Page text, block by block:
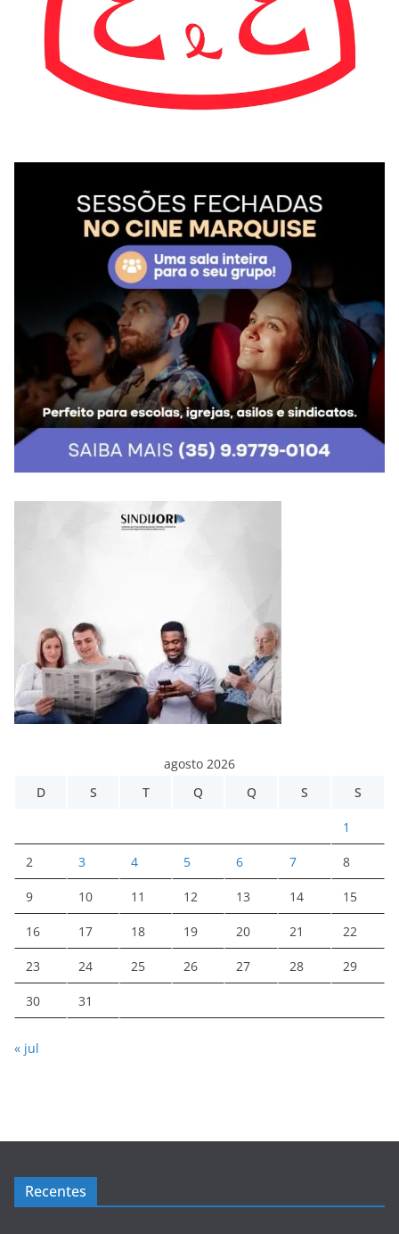
agosto 2026
D
S T Q Q S S
1
2 3 4 5 6 7 8
9 10 11 12 13 14 15
16 17 18 19 20 21 22
23 24 25 26 27 28 29
30 31
« jul
Recentes